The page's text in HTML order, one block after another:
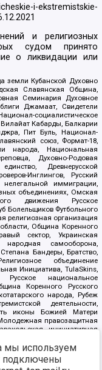
i-ekstremistskie-
и религиозных
судом принято
о ликвидации или
земли Кубанской Духовно
Славянская Община,
Семинария Духовное
Джамаат, Свидетели
социалистическое
Кабарды, Балкарии
Пит Буль, Национал-
союз, Формат-18,
народа, Национальная
Духовно-Родовая
Древнерусской
Инглингов, Русский
иммиграции,
объединениях, Омская
движения Русское
Болельщиков Футбольного
религиозная организация
Община Коренного
сектор, Украинская
самооборона,
Бандеры, Братство,
объединение
Инициатива, TulaSkins,
Русское национальное
Коренного Русского
народа, Рубеж
деятельности,
иконы Божией Матери
правозащитная
инициативная
республика Русь,
и свобода, W.H.С., Фалунь
клуб-Новокузнецк/РПК,
мы используем
подключены